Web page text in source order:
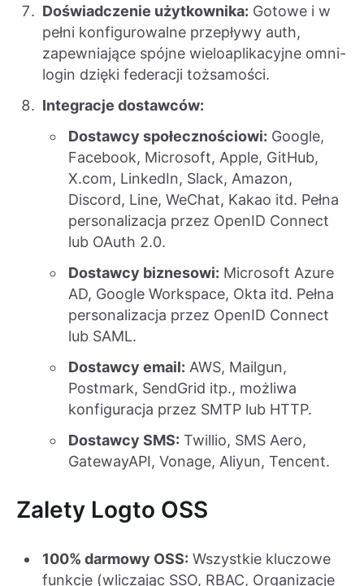
Doświadczenie użytkownika: Gotowe i w
pełni konfigurowalne przepływy auth,
zapewniające spójne wieloaplikacyjne omni-
login dzięki federacji tożsamości.
Integracje dostawców:
Dostawcy społecznościowi: Google,
Facebook, Microsoft, Apple, GitHub,
X.com, LinkedIn, Slack, Amazon,
Discord, Line, WeChat, Kakao itd. Pełna
personalizacja przez OpenID Connect
lub OAuth 2.0.
Dostawcy biznesowi: Microsoft Azure
AD, Google Workspace, Okta itd. Pełna
personalizacja przez OpenID Connect
lub SAML.
Dostawcy email: AWS, Mailgun,
Postmark, SendGrid itp., możliwa
konfiguracja przez SMTP lub HTTP.
Dostawcy SMS: Twillio, SMS Aero,
GatewayAPI, Vonage, Aliyun, Tencent.
Zalety Logto OSS
100% darmowy OSS: Wszystkie kluczowe
funkcje (wliczając SSO, RBAC, Organizacje